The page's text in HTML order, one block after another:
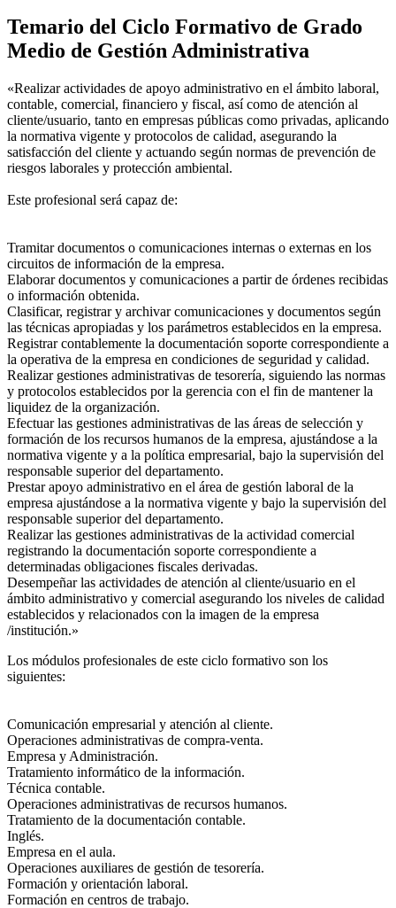
Temario del Ciclo Formativo de Grado
Medio de Gestión Administrativa
«Realizar actividades de apoyo administrativo en el ámbito laboral,
contable, comercial, financiero y fiscal, así como de atención al
cliente/usuario, tanto en empresas públicas como privadas, aplicando
la normativa vigente y protocolos de calidad, asegurando la
satisfacción del cliente y actuando según normas de prevención de
riesgos laborales y protección ambiental.
Este profesional será capaz de:
Tramitar documentos o comunicaciones internas o externas en los
circuitos de información de la empresa.
Elaborar documentos y comunicaciones a partir de órdenes recibidas
o información obtenida.
Clasificar, registrar y archivar comunicaciones y documentos según
las técnicas apropiadas y los parámetros establecidos en la empresa.
Registrar contablemente la documentación soporte correspondiente a
la operativa de la empresa en condiciones de seguridad y calidad.
Realizar gestiones administrativas de tesorería, siguiendo las normas
y protocolos establecidos por la gerencia con el fin de mantener la
liquidez de la organización.
Efectuar las gestiones administrativas de las áreas de selección y
formación de los recursos humanos de la empresa, ajustándose a la
normativa vigente y a la política empresarial, bajo la supervisión del
responsable superior del departamento.
Prestar apoyo administrativo en el área de gestión laboral de la
empresa ajustándose a la normativa vigente y bajo la supervisión del
responsable superior del departamento.
Realizar las gestiones administrativas de la actividad comercial
registrando la documentación soporte correspondiente a
determinadas obligaciones fiscales derivadas.
Desempeñar las actividades de atención al cliente/usuario en el
ámbito administrativo y comercial asegurando los niveles de calidad
establecidos y relacionados con la imagen de la empresa
/institución.»
Los módulos profesionales de este ciclo formativo son los
siguientes:
Comunicación empresarial y atención al cliente.
Operaciones administrativas de compra-venta.
Empresa y Administración.
Tratamiento informático de la información.
Técnica contable.
Operaciones administrativas de recursos humanos.
Tratamiento de la documentación contable.
Inglés.
Empresa en el aula.
Operaciones auxiliares de gestión de tesorería.
Formación y orientación laboral.
Formación en centros de trabajo.